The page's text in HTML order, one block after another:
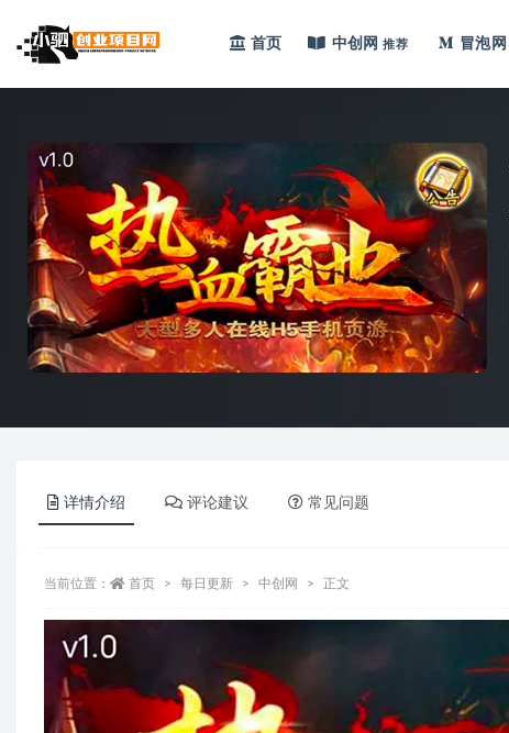
首页 中创网 推荐 冒泡网
详情介绍 评论建议 常见问题
当前位置： 首页 每日更新 中创网 正文